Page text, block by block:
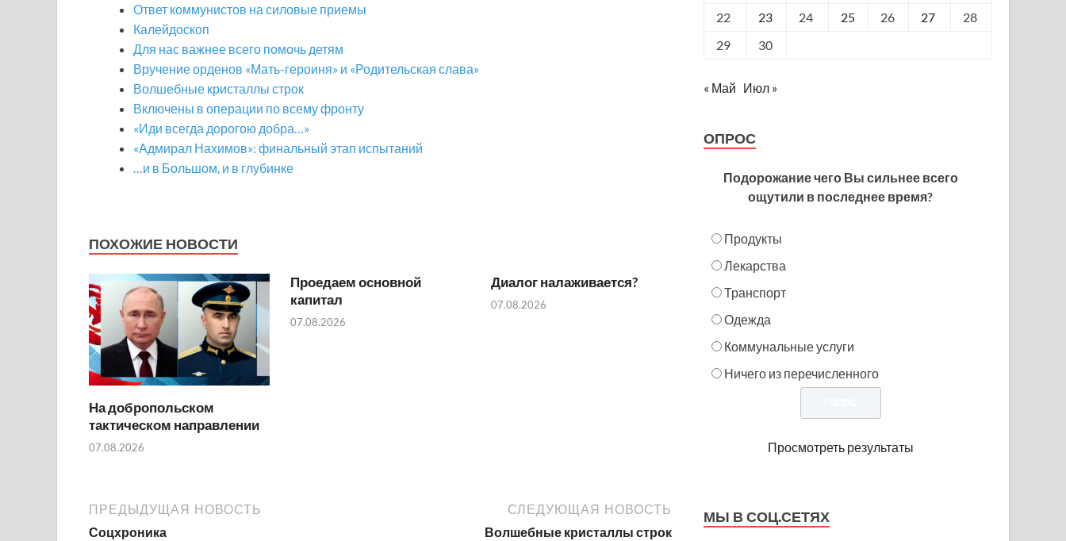
Ответ коммунистов на силовые приемы
Калейдоскоп
Для нас важнее всего помочь детям
Вручение орденов «Мать-героиня» и «Родительская слава»
Волшебные кристаллы строк
Включены в операции по всему фронту
«Иди всегда дорогою добра…»
«Адмирал Нахимов»: финальный этап испытаний
…и в Большом, и в глубинке
ПОХОЖИЕ НОВОСТИ
На добропольском
тактическом направлении
07.08.2026
Проедаем основной
капитал
07.08.2026
Диалог налаживается?
07.08.2026
ПРЕДЫДУЩАЯ НОВОСТЬ
Соцхроника
СЛЕДУЮЩАЯ НОВОСТЬ
Волшебные кристаллы строк
22
23 24 25 26 27
28
29
30
« Май Июл »
ОПРОС
Подорожание чего Вы сильнее всего
ощутили в последнее время?
Продукты
Лекарства
Транспорт
Одежда
Коммунальные услуги
Ничего из перечисленного
Просмотреть результаты
МЫ В СОЦ.СЕТЯХ